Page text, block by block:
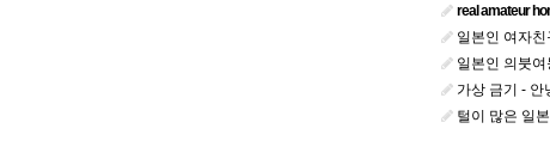
real amateur
일본인 여자친
일본인 의붓여동생
가상 금기 - 안녕
털이 많은 일본 아마추어 여성이 당신 귀